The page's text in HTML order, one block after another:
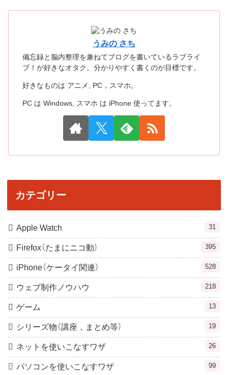
うみの さち
備忘録と脳内整理を兼ねてブログを書いているラブライ
ブ！が好きなオタク。分かりやすく書くのが目標です。
好きなものは アニメ, PC，スマホ。
PC は Windows, スマホ は iPhone 使ってます。
カテゴリー
Apple Watch 31
Firefox（たまにニコ動） 395
iPhone（ケータイ関連） 528
ウェブ制作ノウハウ 218
ゲーム 13
シリーズ物（講座，まとめ等） 19
ネットを使いこなすワザ 26
パソコンを使いこなすワザ 99